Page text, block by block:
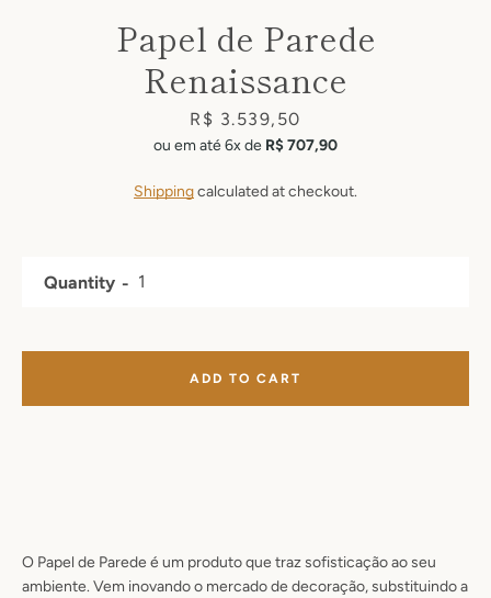
Papel de Parede
Renaissance
Price
R$ 3.539,50
ou em até 6x de R$ 707,90
Shippingcalculated at checkout.
O Papel de Parede é um produto que traz sofisticação ao seu
ambiente. Vem inovando o mercado de decoração, substituindo a
Quantity
ADD TO CART